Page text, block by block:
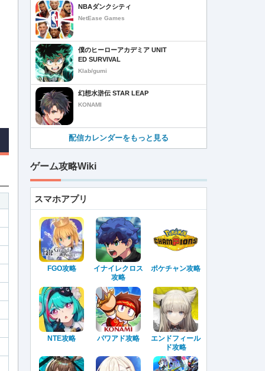
NBAダンクシティ
NetEase Games
僕のヒーローアカデミア UNIT
ED SURVIVAL
Klab/gumi
幻想水滸伝 STAR LEAP
KONAMI
配信カレンダーをもっと見る
ゲーム攻略Wiki
スマホアプリ
FGO攻略
イナイレクロス
攻略
ポケチャン攻略
NTE攻略 パワアド攻略
エンドフィール
ド攻略